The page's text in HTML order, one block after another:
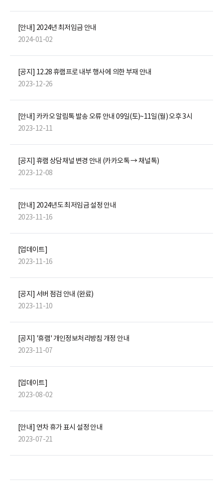
[안내] 2024년 최저임금 안내
2024-01-02
[공지] 12.28 휴램프로 내부 행사에 의한 부재 안내
2023-12-26
[안내] 카카오 알림톡 발송 오류 안내 09일(토)~11일(월) 오후 3시
2023-12-11
[공지] 휴램 상담채널 변경 안내 (카카오톡 → 채널톡)
2023-12-08
[안내] 2024년도 최저임금 설정 안내
2023-11-16
[업데이트]
2023-11-16
[공지] 서버 점검 안내 (완료)
2023-11-10
[공지] '휴램' 개인정보처리방침 개정 안내
2023-11-07
[업데이트]
2023-08-02
[안내] 연차 휴가 표시 설정 안내
2023-07-21